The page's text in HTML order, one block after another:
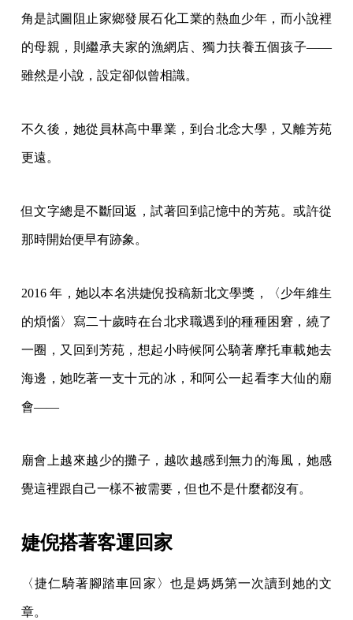
角是試圖阻止家鄉發展石化工業的熱血少年，而小說裡
的母親，則繼承夫家的漁網店、獨力扶養五個孩子——
雖然是小說，設定卻似曾相識。
不久後，她從員林高中畢業，到台北念大學，又離芳苑
更遠。
但文字總是不斷回返，試著回到記憶中的芳苑。或許從
那時開始便早有跡象。
2016 年，她以本名洪婕倪投稿新北文學獎，〈少年維生
的煩惱〉寫二十歲時在台北求職遇到的種種困窘，繞了
一圈，又回到芳苑，想起小時候阿公騎著摩托車載她去
海邊，她吃著一支十元的冰，和阿公一起看李大仙的廟
會——
廟會上越來越少的攤子，越吹越感到無力的海風，她感
覺這裡跟自己一樣不被需要，但也不是什麼都沒有。
婕倪搭著客運回家
〈捷仁騎著腳踏車回家〉也是媽媽第一次讀到她的文
章。